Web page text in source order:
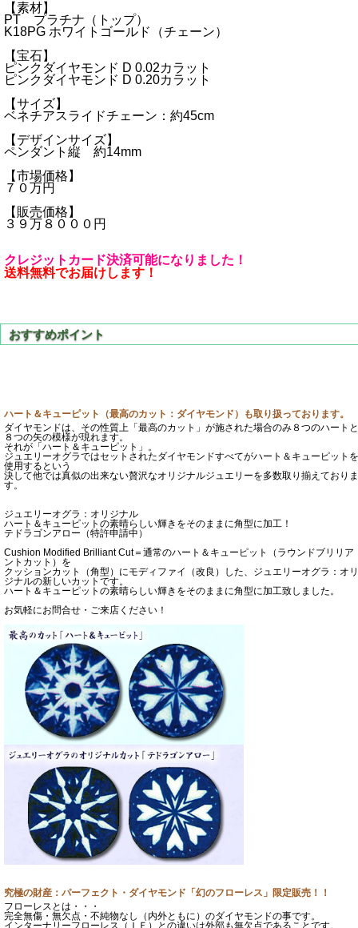
【素材】
PT プラチナ（トップ）
K18PG ホワイトゴールド（チェーン）
【宝石】
ピンクダイヤモンド D 0.02カラット
ピンクダイヤモンド D 0.20カラット
【サイズ】
ベネチアスライドチェーン：約45cm
【デザインサイズ】
ペンダント縦 約14mm
【市場価格】
７０万円
【販売価格】
３９万８０００円
クレジットカード決済可能になりました！
送料無料でお届けします！
ハート＆キューピット（最高のカット：ダイヤモンド）も取り扱っております。
ダイヤモンドは、その性質上「最高のカット」が施された場合のみ８つのハートと
８つの矢の模様が現れます。
それが「ハート＆キューピット」。
ジュエリーオグラではセットされたダイヤモンドすべてがハート＆キューピットを
使用するという
決して他では真似の出来ない贅沢なオリジナルジュエリーを多数取り揃えておりま
す。
ジュエリーオグラ：オリジナル
ハート＆キューピットの素晴らしい輝きをそのままに角型に加工！
テドラゴンアロー（特許申請中）
Cushion Modified Brilliant Cut＝通常のハート＆キューピット（ラウンドブリリア
ントカット）を
クッションカット（角型）にモディファイ（改良）した、ジュエリーオグラ：オリ
ジナルの新しいカットです。
ハート＆キューピットの素晴らしい輝きをそのままに角型に加工致しました。
お気軽にお問合せ・ご来店ください！
究極の財産：パーフェクト・ダイヤモンド「幻のフローレス」限定販売！！
フローレスとは・・・
完全無傷・無欠点・不純物なし（内外ともに）のダイヤモンドの事です。
インターナリーフローレス（ＩＦ）との違いは外部も無欠点であることです。